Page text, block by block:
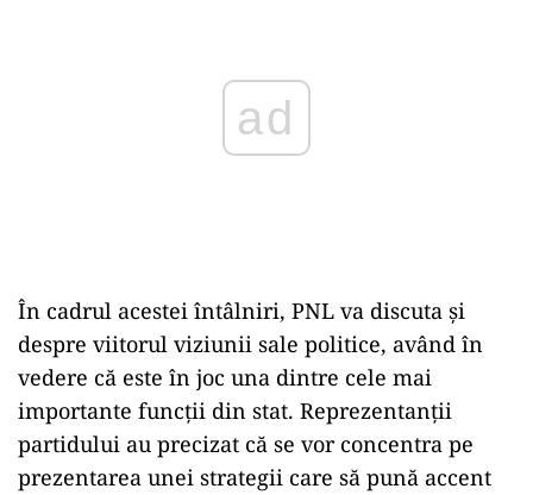
În cadrul acestei întâlniri, PNL va discuta și
despre viitorul viziunii sale politice, având în
vedere că este în joc una dintre cele mai
importante funcții din stat. Reprezentanții
partidului au precizat că se vor concentra pe
prezentarea unei strategii care să pună accent